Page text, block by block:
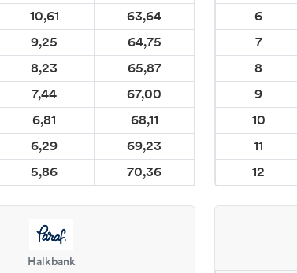
10,61
63,64
9,25
64,75
8,23
65,87
7,44
67,00
6,81
68,11
6,29
69,23
5,86 70,36
6
7
8
9
10
11
12
Halkbank